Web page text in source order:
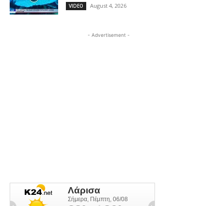
VIDEO August 4, 2026
- Advertisement -